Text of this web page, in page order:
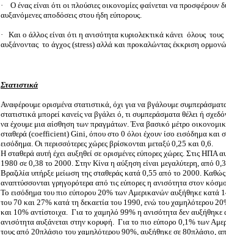
·
Ο ένας είναι ότι οι πλούσιες οικονομίες φαίνεται να προσφέρουν
αυξανόμενες αποδόσεις στου ήδη εύπορους.
·
Και ο άλλος είναι ότι η ανισότητα κυριολεκτικά κάνει όλους
αυξάνοντας το άγχος (stress) αλλά και προκαλώντας έκκριση
Στατιστικά
Αναφέρουμε ορισμένα στατιστικά, όχι για να βγάλουμε
στατιστικά μπορεί κανείς να βγάλει ό, τι συμπεράσματα θέλει ή
να έχουμε μια αίσθηση των πραγμάτων. Ένα βασικό μέτρο
σταθερά (coefficient) Gini, όπου στο 0 όλοι έχουν ίσο εισόδημα και
εισόδημα. Οι περισσότερες χώρες βρίσκονται μεταξύ 0,25 και 0,6.
Η σταθερά αυτή έχει αυξηθεί σε ορισμένες εύπορες χώρες. Στις ΗΠΑ
1980 σε 0,38 το 2000. Στην Κίνα η αύξηση είναι μεγαλύτερη, από
Βραζιλία υπήρξε μείωση της σταθεράς κατά 0,55 από το 2000. Καθώς
αναπτύσσονται γρηγορότερα από τις εύπορες η ανισότητα στον
Το εισόδημα του πιο εύπορου 20% των Αμερικανών αυξήθηκε κατά
του 70 και 27% κατά τη δεκαετία του 1990, ενώ του χαμηλότερου
και 10% αντίστοιχα. Για το χαμηλό 99% η ανισότητα δεν
ανισότητα αυξάνεται στην κορυφή. Για το πιο εύπορο 0,1% των
τους από 20πλάσιο του χαμηλότερου 90%, αυξήθηκε σε 80πλάσιο,